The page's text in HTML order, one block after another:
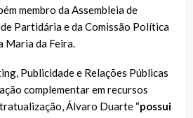
membro da Assembleia de
Partidária e da Comissão Política
Maria da Feira.
Publicidade e Relações Públicas
complementar em recursos
Álvaro Duarte “possui